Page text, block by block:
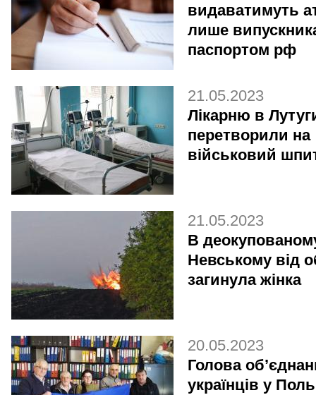
видаватимуть
лише
паспортом рф
21.05.2023
Лікарню в
перетворили на
військовий
21.05.2023
В
Невському від
загинула жінка
20.05.2023
Голова
українців у